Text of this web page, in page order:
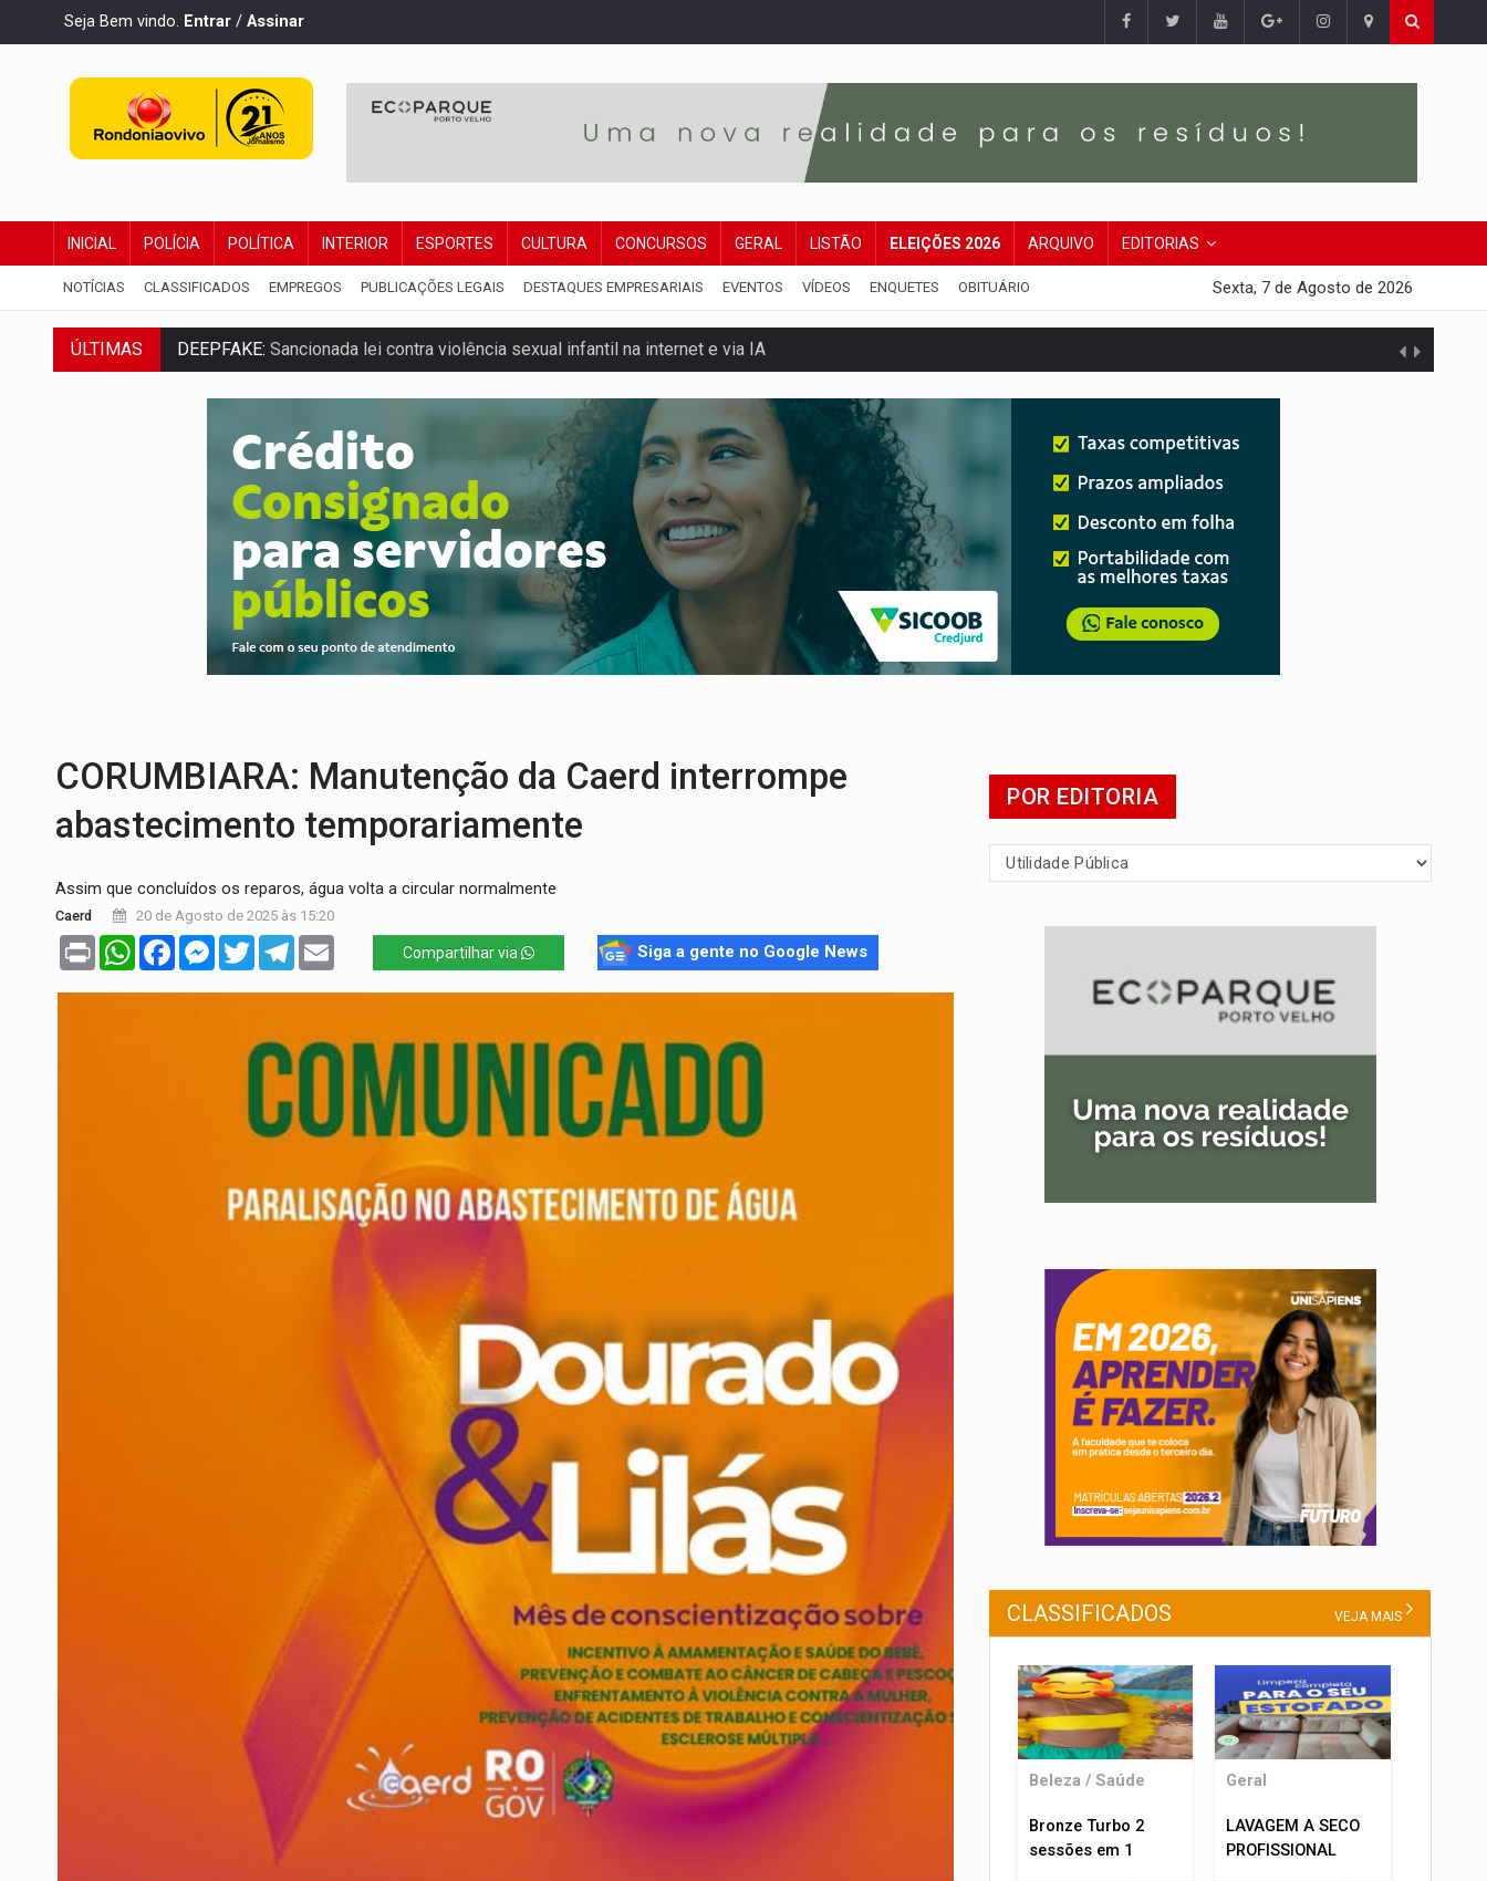
Seja Bem vindo. Entrar / Assinar
INICIAL POLÍCIA POLÍTICA INTERIOR ESPORTES CULTURA CONCURSOS GERAL LISTÃO ELEIÇÕES 2026 ARQUIVO EDITORIAS
NOTÍCIAS CLASSIFICADOS EMPREGOS PUBLICAÇÕES LEGAIS DESTAQUES EMPRESARIAIS EVENTOS VÍDEOS ENQUETES OBITUÁRIO Sexta, 7 de Agosto de 2026
ÚLTIMAS
DEEPFAKE:Sancionada lei contra violência sexual infantil na internet e via IA
COLEGIADO:Brasil e Rússia discutem energia nuclear, defesa e ciência em Brasília
URGENTE:Colisão entre caminhão e carro deixa quatro mortos e um em estado grave na BR
ENCONTRO:Amazônia Negra ganha projeção nacional com participação de Marcela Bonfim
PREVISÃO: Porto Velho tem chances de chuvas isoladas nesta sexta-feira (7)
Assembleia Geral delibera greve da educação municipal em Porto Velho
PROCESSO SELETIVO: Rondoniaovivo abre oficina de Comunicação com oportunidade de integrar equipe
AGOSTO LILÁS:MPRO lança de portal e promove reflexão sobre trajetória da Lei Maria da Penha
REGULARIZAÇÃO: Refis 2026 segue até o fim do ano para regularização de débitos
CORUMBIARA: Manutenção da Caerd interrompe
abastecimento temporariamente
Assim que concluídos os reparos, água volta a circular normalmente
Caerd 20 de Agosto de 2025 às 15:20
Print WhatsAppFacebookMessenger
TwitterTelegram Compartilhar via Siga a gente no Google News
POR EDITORIA
CLASSIFICADOS VEJA MAIS
Beleza / Saúde
Bronze Turbo 2
sessões em 1
Geral
LAVAGEM A SECO
PROFISSIONAL